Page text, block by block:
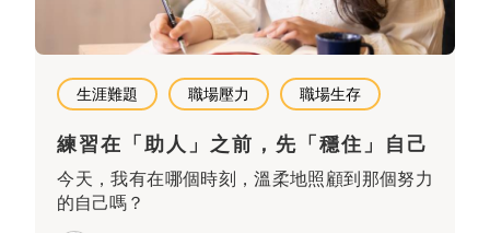
生涯難題 職場壓力 職場生存
練習在「助人」之前，先「穩住」自己
今天，我有在哪個時刻，溫柔地照顧到那個努力
的自己嗎？